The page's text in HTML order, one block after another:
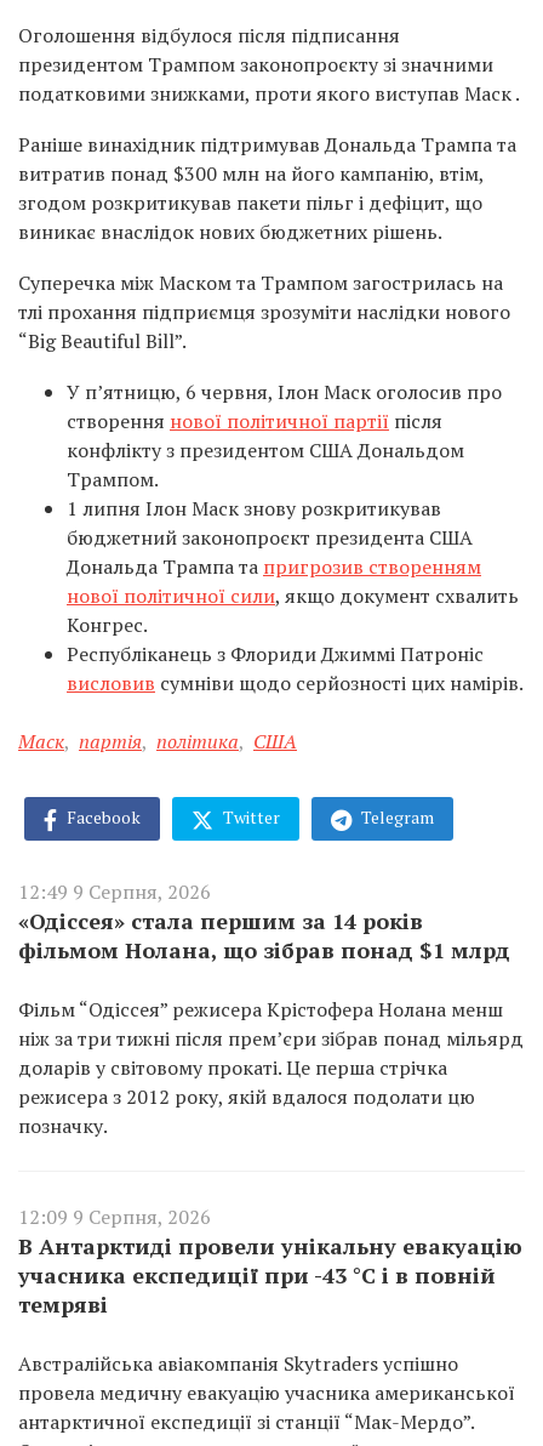
Оголошення відбулося після підписання
президентом Трампом законопроєкту зі значними
податковими знижками, проти якого виступав Маск .
Раніше винахідник підтримував Дональда Трампа та
витратив понад $300 млн на його кампанію, втім,
згодом розкритикував пакети пільг і дефіцит, що
виникає внаслідок нових бюджетних рішень.
Суперечка між Маском та Трампом загострилась на
тлі прохання підприємця зрозуміти наслідки нового
“Big Beautiful Bill”.
У п’ятницю, 6 червня, Ілон Маск оголосив про
створення нової політичної партії після
конфлікту з президентом США Дональдом
Трампом.
1 липня Ілон Маск знову розкритикував
бюджетний законопроєкт президента США
Дональда Трампа та пригрозив створенням
нової політичної сили, якщо документ схвалить
Конгрес.
Республіканець з Флориди Джиммі Патроніс
висловив сумніви щодо серйозності цих намірів.
Маск, партія, політика, США
Facebook Twitter Telegram
12:49 9 Серпня, 2026
«Одіссея» стала першим за 14 років
фільмом Нолана, що зібрав понад $1 млрд
Фільм “Одіссея” режисера Крістофера Нолана менш
ніж за три тижні після прем’єри зібрав понад мільярд
доларів у світовому прокаті. Це перша стрічка
режисера з 2012 року, якій вдалося подолати цю
позначку.
12:09 9 Серпня, 2026
В Антарктиді провели унікальну евакуацію
учасника експедиції при -43 °C і в повній
темряві
Австралійська авіакомпанія Skytraders успішно
провела медичну евакуацію учасника американської
антарктичної експедиції зі станції “Мак-Мердо”.